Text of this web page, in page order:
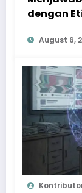
dengan
August 6,